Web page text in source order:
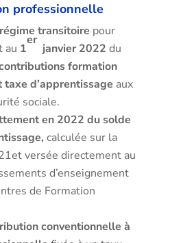
professionnelle
régime transitoire pour
au 1
er
janvier 2022 du
formation
d’apprentissage aux
sociale.
en 2022 du solde
calculée sur la
versée directement au
d’enseignement
de Formation
conventionnelle à